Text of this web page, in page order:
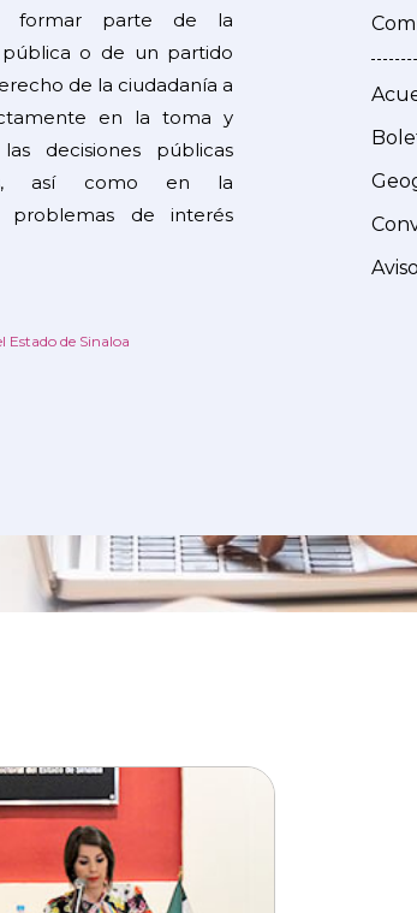
formar parte de la
pública o de un partido
de la ciudadanía a
en la toma y
decisiones públicas
así como en la
problemas de interés
Estado de Sinaloa